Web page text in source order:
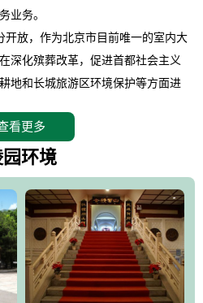
业务。
放，作为北京市目前唯一的室内大
深化殡葬改革，促进首都社会主义
地和长城旅游区环境保护等方面进
体建筑面积5．8万平方米。主体建
厅、随缘阁、百家姓觅宗长廊等。
秦、汉建筑风格。蓝色的琉璃瓦屋
汉白玉雕刻的雄狮、华表，花岗岩
花卉、松柏与万里长城浑然一体、
。怀思堂大殿入口两侧是用蜡染技
境中的长城文化与炎黄始祖，小环
看更多
园环境